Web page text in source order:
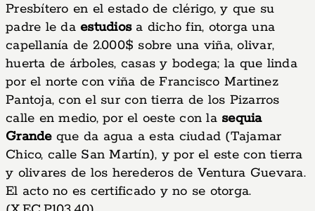
Presbítero en el estado de clérigo, y que su
padre le da estudiosa dicho fin, otorga una
capellanía de 2.000$ sobre una viña, olivar,
huerta de árboles, casas y bodega; la que linda
por el norte con viña de Francisco Martinez
Pantoja, con el sur con tierra de los Pizarros
calle en medio, por el oeste con la sequia
Grandeque da agua a esta ciudad (Tajamar
Chico, calle San Martín), y por el este con tierra
y olivares de los herederos de Ventura Guevara.
El acto no es certificado y no se otorga.